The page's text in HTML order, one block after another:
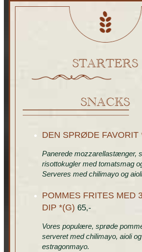
STARTERS
SNACKS
DEN SPRØDE FAVORIT
Panerede mozzarellastænger,
risottokugler med tomatsmag
Serveres med chilimayo og aioli
POMMES FRITES MED
DIP *(G) 65,-
Vores populære, sprøde
serveret med chilimayo, aioli og
estragonmayo.